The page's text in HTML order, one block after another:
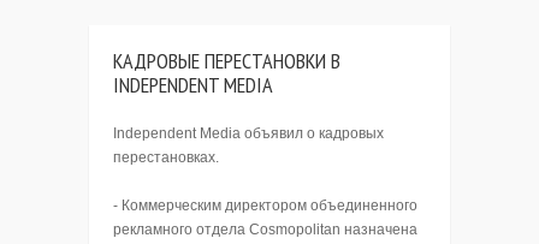
КАДРОВЫЕ ПЕРЕСТАНОВКИ В
INDEPENDENT MEDIA
Independent Media объявил о кадровых
перестановках.
- Коммерческим директором объединенного
рекламного отдела Cosmopolitan назначена